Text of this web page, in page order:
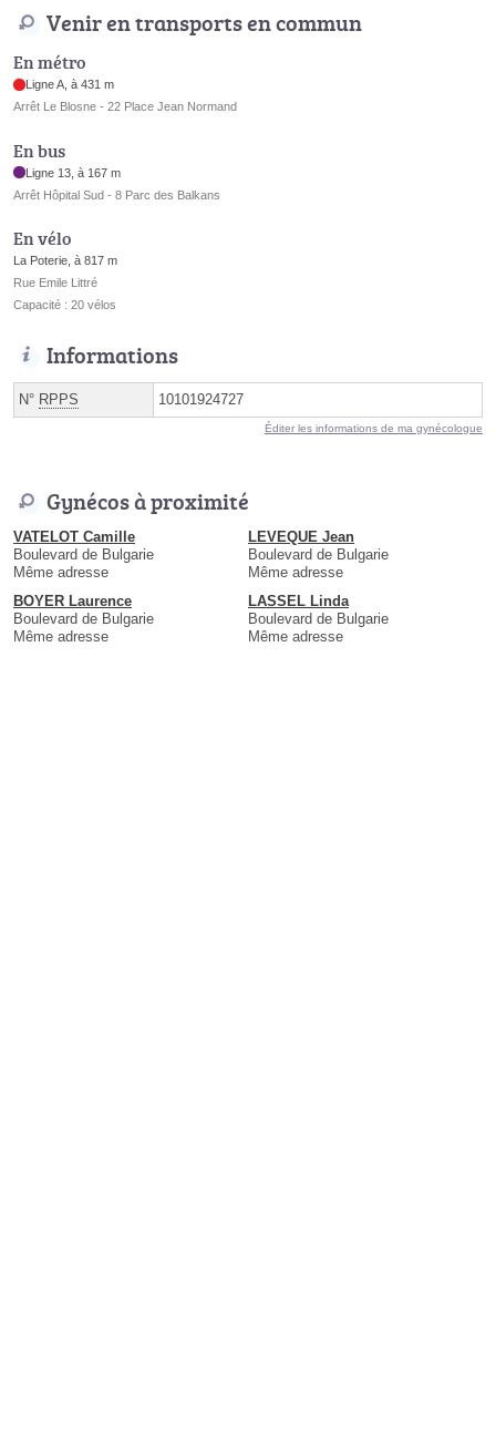
Venir en transports en commun
En métro
Ligne A, à 431 m
Arrêt Le Blosne - 22 Place Jean Normand
En bus
Ligne 13, à 167 m
Arrêt Hôpital Sud - 8 Parc des Balkans
En vélo
La Poterie, à 817 m
Rue Emile Littré
Capacité : 20 vélos
Informations
N° RPPS 10101924727
Éditer les informations de ma gynécologue
Gynécos à proximité
VATELOT Camille
Boulevard de Bulgarie
Même adresse
LEVEQUE Jean
Boulevard de Bulgarie
Même adresse
BOYER Laurence
Boulevard de Bulgarie
Même adresse
LASSEL Linda
Boulevard de Bulgarie
Même adresse